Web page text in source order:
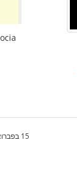
15 בפברואר 2009, 13:27:51